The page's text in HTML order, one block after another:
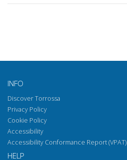
INFO
Discover Torrossa
Privacy Policy
Cookie Policy
Accessibility
Accessibility Conformance Report (VPAT)
HELP